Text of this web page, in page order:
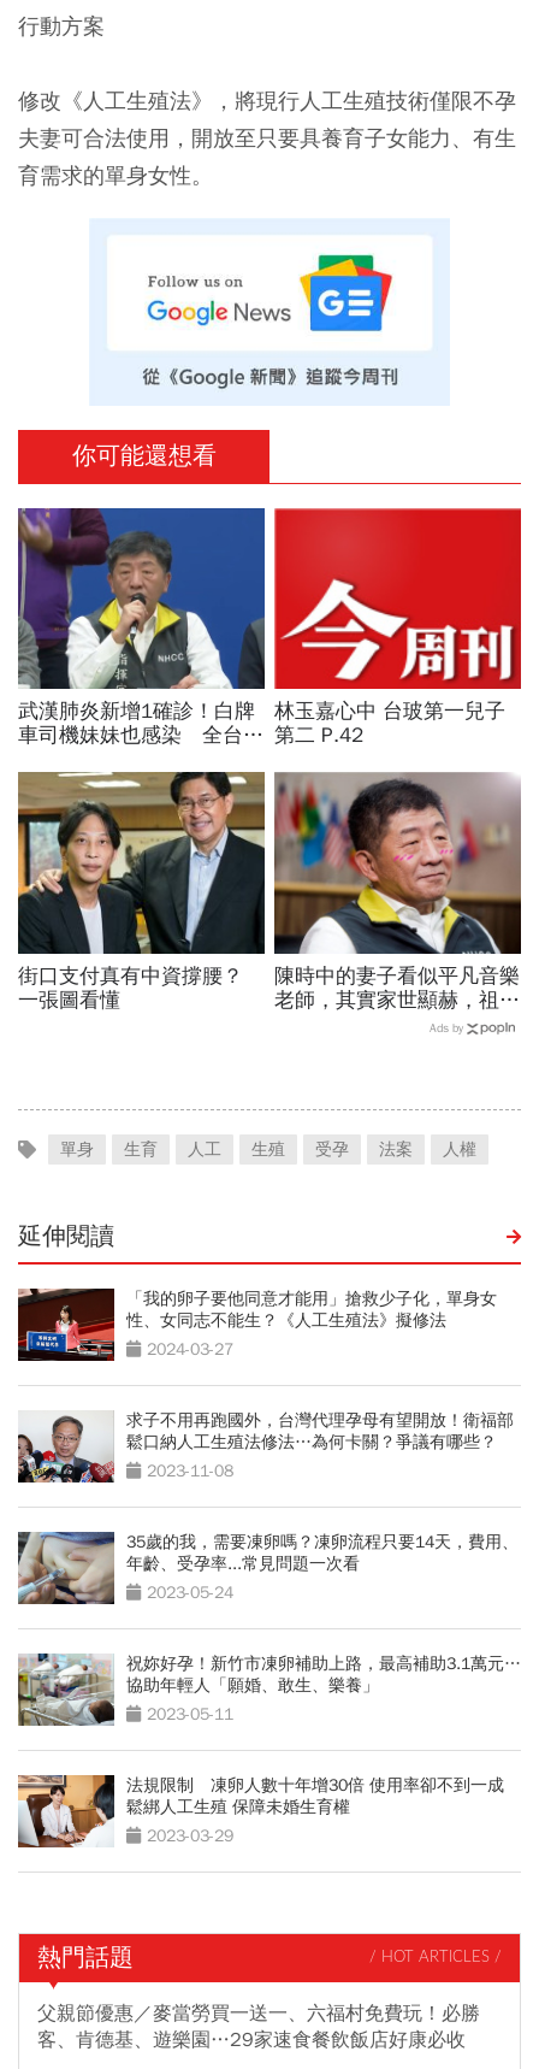
行動方案
修改《人工生殖法》，將現行人工生殖技術僅限不孕
夫妻可合法使用，開放至只要具養育子女能力、有生
育需求的單身女性。
你可能還想看
武漢肺炎新增1確診！白牌
車司機妹妹也感染 全台累
林玉嘉心中 台玻第一兒子
第二 P.42
街口支付真有中資撐腰？
一張圖看懂
陳時中的妻子看似平凡音樂
老師，其實家世顯赫，祖父
創辦高醫！大學同學揭底
Ads by
單身 生育 人工 生殖 受孕 法案 人權
延伸閱讀
「我的卵子要他同意才能用」搶救少子化，單身女
性、女同志不能生？《人工生殖法》擬修法
2024-03-27
求子不用再跑國外，台灣代理孕母有望開放！衛福部
鬆口納人工生殖法修法…為何卡關？爭議有哪些？
2023-11-08
35歲的我，需要凍卵嗎？凍卵流程只要14天，費用、
年齡、受孕率...常見問題一次看
2023-05-24
祝妳好孕！新竹市凍卵補助上路，最高補助3.1萬元…
協助年輕人「願婚、敢生、樂養」
2023-05-11
法規限制 凍卵人數十年增30倍 使用率卻不到一成
鬆綁人工生殖 保障未婚生育權
2023-03-29
熱門話題 / HOT ARTICLES /
父親節優惠／麥當勞買一送一、六福村免費玩！必勝
客、肯德基、遊樂園…29家速食餐飲飯店好康必收